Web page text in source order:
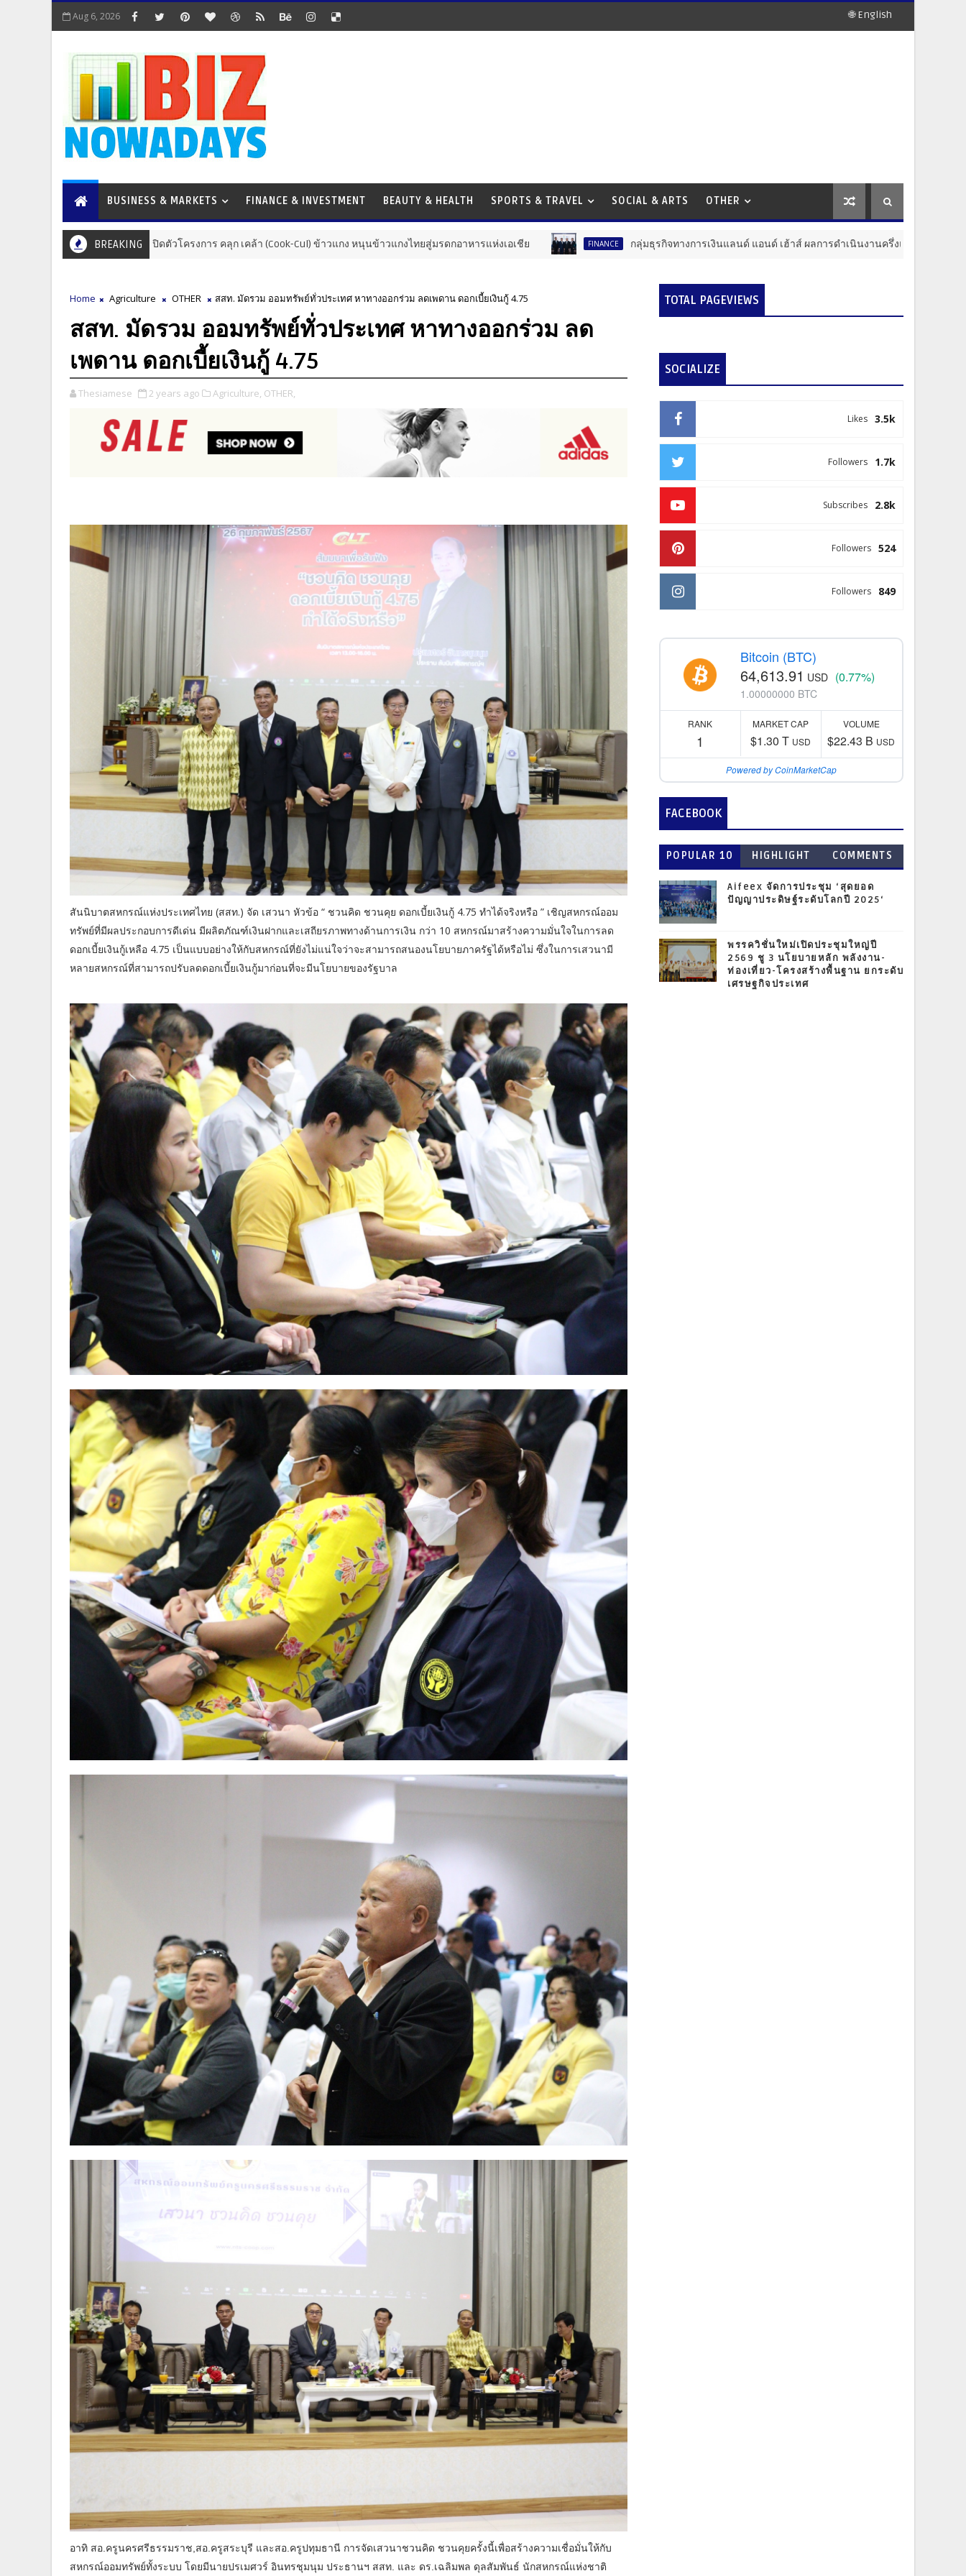
Aug 6, 2026 🌐 English
BUSINESS & MARKETS FINANCE & INVESTMENT BEAUTY & HEALTH SPORTS & TRAVEL SOCIAL & ARTS OTHER
BREAKING
เปิดตัวโครงการ คลุก เคล้า (Cook-Cul) ข้าวแกง หนุนข้าวแกงไทยสู่มรดกอาหารแห่งเอเชีย FINANCE กลุ่มธุรกิจทางการเงินแลนด์ แอนด์ เฮ้าส์ ผลการดำเนินงานครึ่งแรกปี 2569 กำไรสุทธิ 1,538.6 ล้า
Home Agriculture OTHER สสท. มัดรวม ออมทรัพย์ทั่วประเทศ หาทางออกร่วม ลดเพดาน ดอกเบี้ยเงินกู้ 4.75
สสท. มัดรวม ออมทรัพย์ทั่วประเทศ หาทางออกร่วม ลด
เพดาน ดอกเบี้ยเงินกู้ 4.75
Thesiamese 2 years ago Agriculture, OTHER,
สันนิบาตสหกรณ์แห่งประเทศไทย (สสท.) จัด เสวนา หัวข้อ “ ชวนคิด ชวนคุย ดอกเบี้ยเงินกู้ 4.75 ทำได้จริงหรือ ” เชิญสหกรณ์ออม
ทรัพย์ที่มีผลประกอบการดีเด่น มีผลิตภัณฑ์เงินฝากและเสถียรภาพทางด้านการเงิน กว่า 10 สหกรณ์มาสร้างความมั่นใจในการลด
ดอกเบี้ยเงินกู้เหลือ 4.75 เป็นแบบอย่างให้กับสหกรณ์ที่ยังไม่แน่ใจว่าจะสามารถสนองนโยบายภาครัฐได้หรือไม่ ซึ่งในการเสวนามี
หลายสหกรณ์ที่สามารถปรับลดดอกเบี้ยเงินกู้มาก่อนที่จะมีนโยบายของรัฐบาล
อาทิ สอ.ครูนครศรีธรรมราช,สอ.ครูสระบุรี และสอ.ครูปทุมธานี การจัดเสวนาชวนคิด ชวนคุยครั้งนี้เพื่อสร้างความเชื่อมั่นให้กับ
สหกรณ์ออมทรัพย์ทั้งระบบ โดยมีนายปรเมศวร์ อินทรชุมนุม ประธานฯ สสท. และ ดร.เฉลิมพล ดุลสัมพันธ์ นักสหกรณ์แห่งชาติ
TOTAL PAGEVIEWS
SOCIALIZE
3.5k
Likes
1.7k
Followers
2.8k
Subscribes
524
Followers
849
Followers
Bitcoin (BTC)
64,613.91 USD (0.77%)
1.00000000 BTC
RANK
1
MARKET CAP
$1.30 T USD
VOLUME
$22.43 B USD
Powered by CoinMarketCap
FACEBOOK
POPULAR 10 HIGHLIGHT COMMENTS
Aifeex จัดการประชุม ‘สุดยอด
ปัญญาประดิษฐ์ระดับโลกปี 2025‘
พรรควิชั่นใหม่เปิดประชุมใหญ่ปี
2569 ชู 3 นโยบายหลัก พลังงาน-
ท่องเที่ยว-โครงสร้างพื้นฐาน ยกระดับ
เศรษฐกิจประเทศ